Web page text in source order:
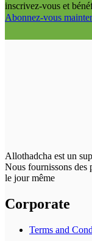
inscrivez-vous et
Abonnez-vous
Allothadcha est un
Nous fournissons des
le jour même
Corporate
Terms and